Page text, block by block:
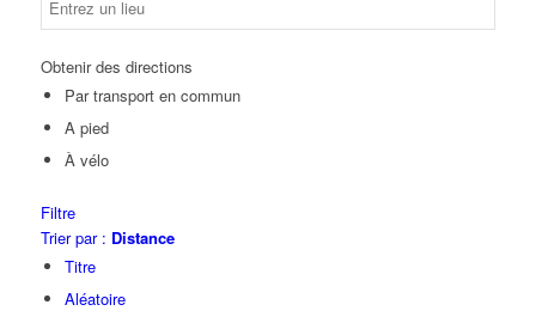
Obtenir des directions
Par transport en commun
A pied
À vélo
Filtre
Trier par : Distance
Titre
Aléatoire